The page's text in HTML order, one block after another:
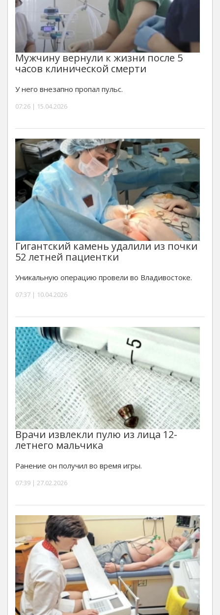
Мужчину вернули к жизни после 5
часов клинической смерти
У него внезапно пропал пульс.
07:26 | 15.04.2026
Гигантский камень удалили из почки
52 летней пациентки
Уникальную операцию провели во Владивостоке.
07:37 | 10.04.2026
Врачи извлекли пулю из лица 12-
летнего мальчика
Ранение он получил во время игры.
07:39 | 27.02.2026